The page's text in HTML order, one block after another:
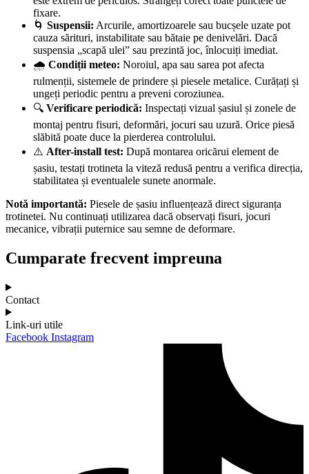
fixare.
🌀 Suspensii: Arcurile, amortizoarele sau bucșele uzate pot
cauza sărituri, instabilitate sau bătaie pe denivelări. Dacă
suspensia „scapă ulei” sau prezintă joc, înlocuiți imediat.
🌧️ Condiții meteo: Noroiul, apa sau sarea pot afecta
rulmenții, sistemele de prindere și piesele metalice. Curățați și
ungeți periodic pentru a preveni coroziunea.
🔍 Verificare periodică: Inspectați vizual șasiul și zonele de
montaj pentru fisuri, deformări, jocuri sau uzură. Orice piesă
slăbită poate duce la pierderea controlului.
⚠️ After-install test: După montarea oricărui element de
șasiu, testați trotineta la viteză redusă pentru a verifica direcția,
stabilitatea și eventualele sunete anormale.
Notă importantă: Piesele de șasiu influențează direct siguranța
trotinetei. Nu continuați utilizarea dacă observați fisuri, jocuri
mecanice, vibrații puternice sau semne de deformare.
Cumparate frecvent impreuna
Contact
Link-uri utile
Facebook Instagram